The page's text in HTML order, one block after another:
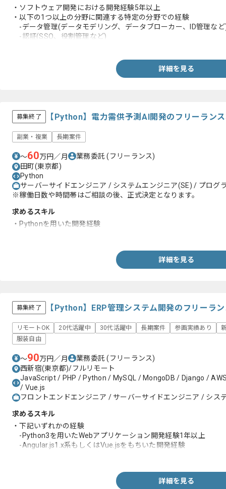
・ソフトウェア開発における開発経験5年以上
・以下の1つ以上の分野に関連する特定の分野での経験
-データ管理(データモデリング、データブローカー、ID管理な
-認証(SSO、役割管理など)
・AWS、GCP、Azure等で動作するPython、Scala、Javaなどの
詳細を見る
募集終了 【Python】電力需供予測AI開発のフリーラン
副業・複業 長期案件
〜60万円／月 業務委託(フリーランス)
田町(東京都)
Python
サーバーサイドエンジニア / システムエンジニア(SE) / プログ
※稼働日数や時間帯はご相談の後、正式決定となります。
求めるスキル
・Pythonを用いた開発経験
詳細を見る
募集終了 【Python】ERP管理システム開発のフリーラ
リモートOK 20代活躍中 30代活躍中 長期案件 参画実績あり
服装自由
〜90万円／月 業務委託(フリーランス)
西新宿(東京都)/フルリモート
JavaScript / PHP / Python / MySQL / MongoDB / Django /
/ Vue.js
フロントエンドエンジニア / サーバーサイドエンジニア / シス
求めるスキル
・下記いずれかの経験
-Python3を用いたWebアプリケーション開発経験1年以上
-Angular.js1.x系もしくはVue.jsをもちいた開発経験
詳細を見る